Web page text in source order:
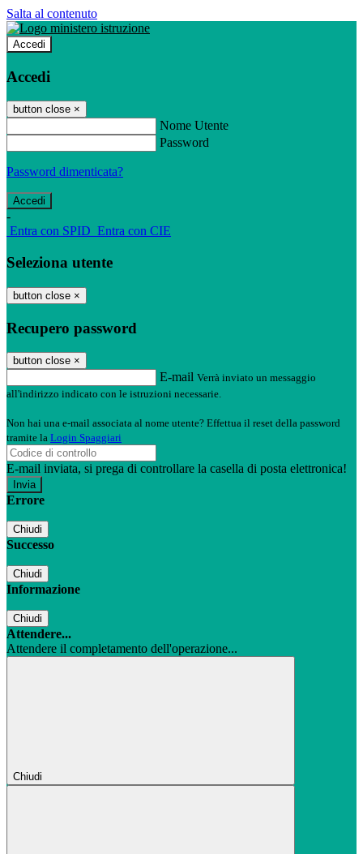
Salta al contenuto
Accedi
Accedi
button close ×
Nome Utente
Password
Password dimenticata?
-
Entra con SPID Entra con CIE
Seleziona utente
button close ×
Recupero password
button close ×
E-mail Verrà inviato un messaggio
all'indirizzo indicato con le istruzioni necessarie.
Non hai una e-mail associata al nome utente? Effettua il reset della password
tramite la Login Spaggiari
E-mail inviata, si prega di controllare la casella di posta elettronica!
Errore
Chiudi
Successo
Chiudi
Informazione
Chiudi
Attendere...
Attendere il completamento dell'operazione...
Chiudi